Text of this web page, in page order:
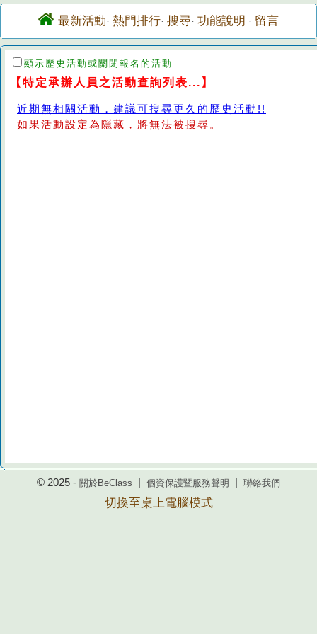
最新活動· 熱門排行· 搜尋· 功能說明 · 留言
顯示歷史活動或關閉報名的活動
【特定承辦人員之活動查詢列表...】
近期無相關活動，建議可搜尋更久的歷史活動!!
如果活動設定為隱藏，將無法被搜尋。
© 2025 - 關於BeClass 個資保護暨服務聲明 聯絡我們
切換至桌上電腦模式